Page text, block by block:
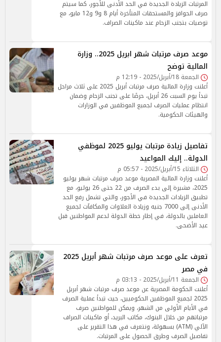
المرتبات الزيادة الجديدة في الحد الأدنى للأجور، كما سيتم
صرف الحوافز والمستحقات المتأخرة أيام 8 و9 و12 مايو، مع
توصيات بتجنب الزحام عند ماكينات الصراف.
موعد صرف مرتبات شهر ابريل 2025.. وزارة
المالية توضح
الجمعة 18/أبريل/2025 - 12:19 م
أعلنت وزارة المالية صرف مرتبات أبريل 2025 على ثلاث مراحل
تبدأ يوم السبت 26 أبريل، حرصًا على تجنب الزحام وضمان
انتظام عمليات الصرف لجميع الموظفين في الوزارات
والهيئات الحكومية.
تفاصيل زيادة مرتبات يوليو 2025 لموظفي
الدولة.. إليك المواعيد
الثلاثاء 15/أبريل/2025 - 05:57 م
أعلنت وزارة المالية المصرية موعد صرف مرتبات شهر يوليو
2025، مشيرة إلى بدء الصرف من 22 حتى 26 يوليو، مع
تطبيق الزيادات الجديدة في الأجور، والتي تشمل رفع الحد
الأدنى إلى 7000 جنيه وزيادة العلاوات والمكافآت لجميع
العاملين بالدولة، في إطار خطة الدولة لدعم المواطنين قبل
عيد الأضحى.
تعرف على موعد صرف مرتبات شهر أبريل 2025
في مصر
الجمعة 11/أبريل/2025 - 03:13 م
أعلنت الحكومة المصرية عن موعد صرف مرتبات شهر أبريل
2025 لجميع الموظفين الحكوميين، حيث تبدأ عملية الصرف
في الأيام الأولى من الشهر، ويمكن للمواطنين صرف
مرتباتهم من خلال البنوك، مكاتب البريد، أو ماكينات الصراف
الآلي (ATM) بسهولة، ونتعرف في هذا التقرير على
تفاصيل الصرف وطرق الحصول على المرتبات.